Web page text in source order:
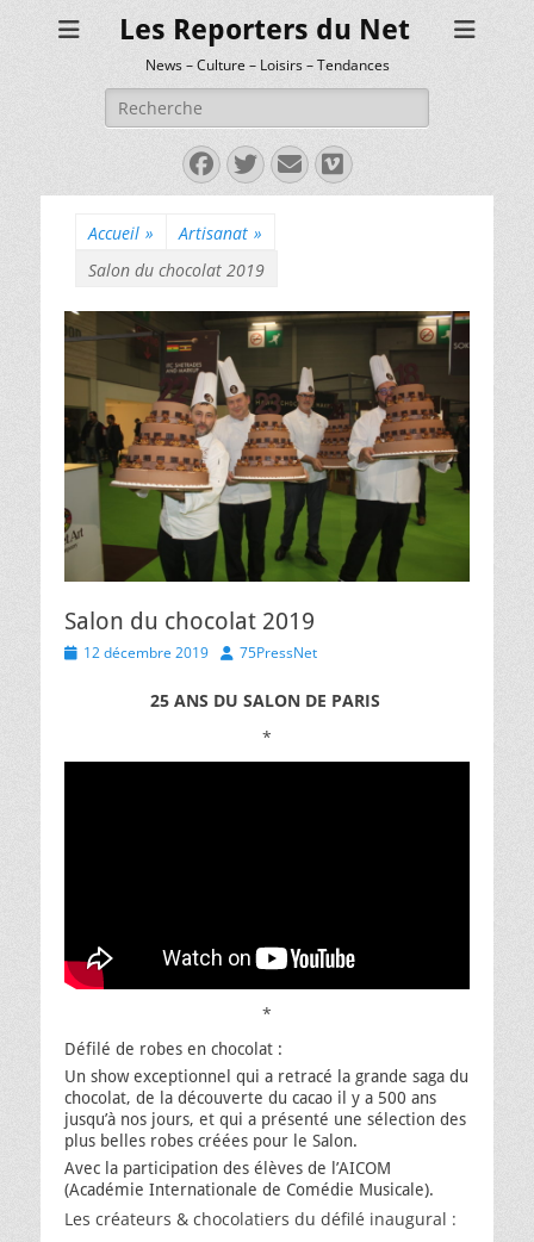
Les Reporters du Net
News – Culture – Loisirs – Tendances
Rechercher :
Facebook
Twitter
E-
mail
Vimeo
Accueil » Artisanat »
Salon du chocolat 2019
Salon du chocolat 2019
Posted12 décembre 2019 Author
75PressNet
25 ANS DU SALON DE PARIS
*
*
Défilé de robes en chocolat :
Un show exceptionnel qui a retracé la grande saga du
chocolat, de la découverte du cacao il y a 500 ans
jusqu’à nos jours, et qui a présenté une sélection des
plus belles robes créées pour le Salon.
Avec la participation des élèves de l’AICOM
(Académie Internationale de Comédie Musicale).
Les créateurs & chocolatiers du défilé inaugural :